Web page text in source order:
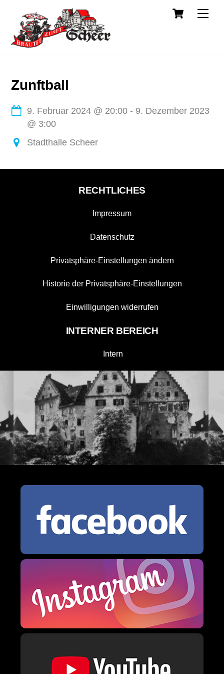
content
Cart
Zunftball
9. Februar 2024 @ 20:00 - 9. Dezember 2023
@ 3:00
Stadthalle Scheer
RECHTLICHES
Impressum
Datenschutz
Privatsphäre-Einstellungen ändern
Historie der Privatsphäre-Einstellungen
Einwilligungen widerrufen
INTERNER BEREICH
Intern